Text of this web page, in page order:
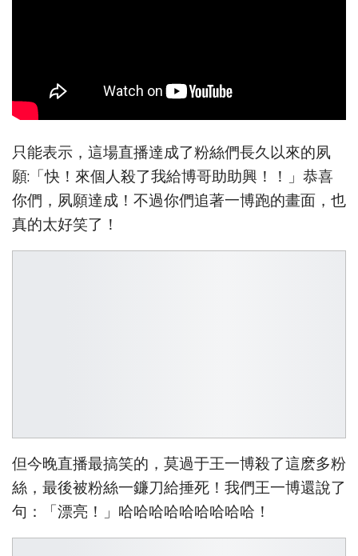
只能表示，這場直播達成了粉絲們長久以來的夙
願:「快！來個人殺了我給博哥助助興！！」恭喜
你們，夙願達成！不過你們追著一博跑的畫面，也
真的太好笑了！
但今晚直播最搞笑的，莫過于王一博殺了這麽多粉
絲，最後被粉絲一鐮刀給捶死！我們王一博還說了
句：「漂亮！」哈哈哈哈哈哈哈哈哈！